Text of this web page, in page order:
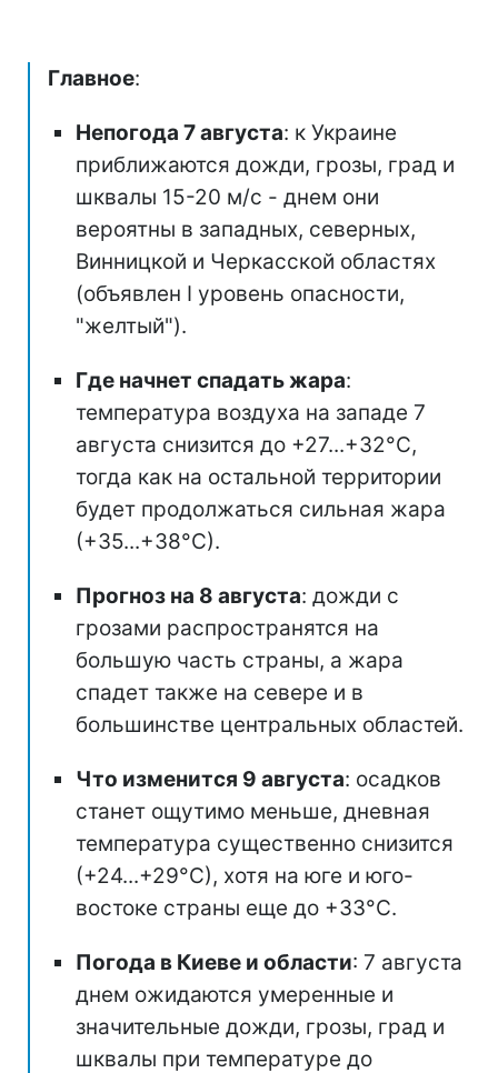
Главное:
Непогода 7 августа: к Украине
приближаются дожди, грозы, град и
шквалы 15-20 м/с - днем они
вероятны в западных, северных,
Винницкой и Черкасской областях
(объявлен I уровень опасности,
"желтый").
Где начнет спадать жара:
температура воздуха на западе 7
августа снизится до +27...+32°С,
тогда как на остальной территории
будет продолжаться сильная жара
(+35...+38°С).
Прогноз на 8 августа: дожди с
грозами распространятся на
большую часть страны, а жара
спадет также на севере и в
большинстве центральных областей.
Что изменится 9 августа: осадков
станет ощутимо меньше, дневная
температура существенно снизится
(+24...+29°С), хотя на юге и юго-
востоке страны еще до +33°С.
Погода в Киеве и области: 7 августа
днем ожидаются умеренные и
значительные дожди, грозы, град и
шквалы при температуре до